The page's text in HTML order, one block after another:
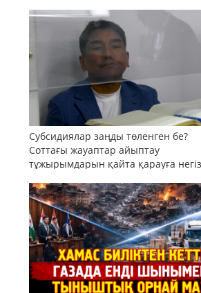
Субсидиялар заңды төленген бе?
Соттағы жауаптар айыптау
тұжырымдарын қайта қарауға негіз